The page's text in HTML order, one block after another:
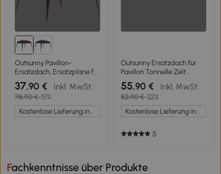
Outsunny Pavillon-
Ersatzdach, Ersatzplane für
Pavillon 3x3 m Basis/
2,4x2,4 m Oberseite,
Gartenzeltdach-Ersatz,
UPF50+
37,90 € Inkl. MwSt.
78,90 €-51%
Kostenlose Lieferung innerhalb Deutschlands
Outsunny Ersatzdach für
Pavillon Tonnelle Zelt
Ersatzdach Gartenpavillon
Stoff Polyester 4 x 3 m
Hellgrau
55,90 € Inkl. MwSt.
82,90 €-32%
Kostenlose Lieferung innerhalb Deutschlands
5
Fachkenntnisse über Produkte